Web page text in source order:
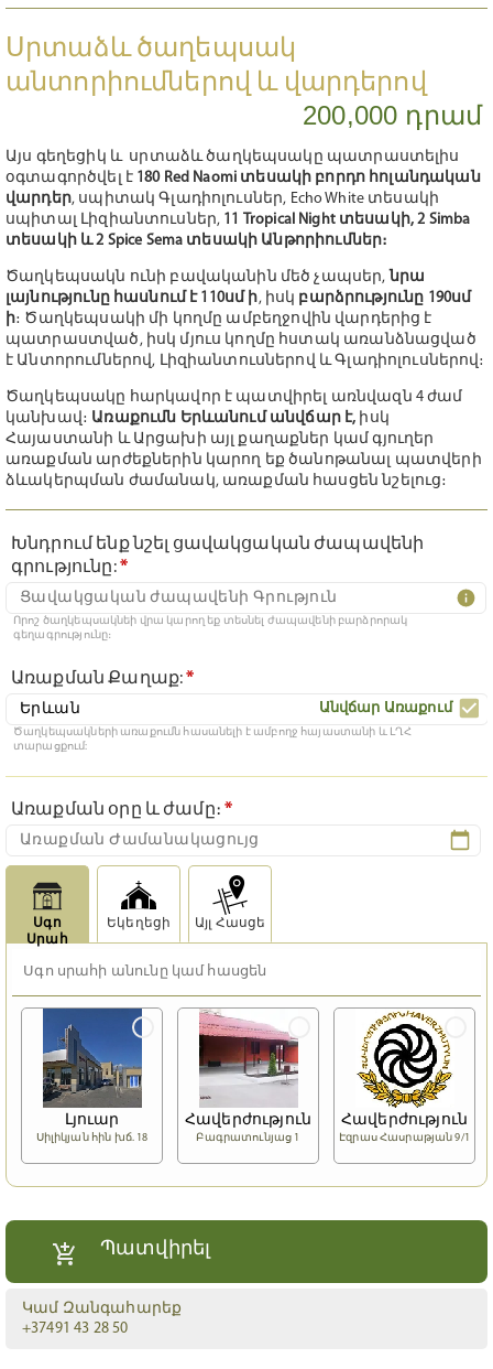
Սրտաձև ծաղեպսակ
անտորիումներով և վարդերով
200,000 դրամ
Այս գեղեցիկ և սրտաձև ծաղկեպսակը պատրաստելիս
օգտագործվել է 180 Red Naomi տեսակի բորդո հոլանդական
վարդեր, սպիտակ Գլադիոլուսներ, Echo White տեսակի
սպիտալ Լիզիանտուսներ, 11 Tropical Night տեսակի, 2 Simba
տեսակի և 2 Spice Sema տեսակի Անթորիումներ։
Ծաղկեպսակն ունի բավականին մեծ չապսեր, նրա
լայնությունը հասնում է 110սմ ի, իսկ բարձրությունը 190սմ
ի։ Ծաղկեպսակի մի կողմը ամբեղջովին վարդերից է
պատրաստված, իսկ մյուս կողմը հստակ առանձնացված
է Անտորումներով, Լիզիանտուսներով և Գլադիոլուսներով։
Ծաղկեպսակը հարկավոր է պատվիրել առնվազն 4 ժամ
կանխավ։ Առաքումն Երևանում անվճար է, իսկ
Հայաստանի և Արցախի այլ քաղաքներ կամ գյուղեր
առաքման արժեքներին կարող եք ծանոթանալ պատվերի
ձևակերպման ժամանակ, առաքման հասցեն նշելուց։
Խնդրում ենք նշել ցավակցական ժապավենի
գրությունը:*
Որոշ ծաղկեպսակնեի վրա կարող եք տեսնել ժապավենի բարձրորակ
գեղագրությունը։
Առաքման Քաղաք:*
Անվճար Առաքում
Ծաղկեպսակների առաքումն հասանելի է ամբողջ հայաստանի և ԼՂՀ
տարացքում:
Առաքման օրը և ժամը։ *
Սգո
Սրահ
Եկեղեցի Այլ Հասցե
Լյուար
Սիլիկյան հին խճ. 18
Հավերժություն
Բագրատունյաց 1
Հավերժություն
Էզրաս Հասրաթյան 9/1
Պատվիրել
Կամ Զանգահարեք
+37491 43 28 50